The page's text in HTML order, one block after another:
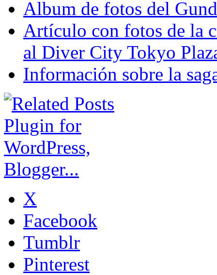
Album de fotos del
Artículo con fotos de la
al Diver City Tokyo
Información sobre la
X
Facebook
Tumblr
Pinterest